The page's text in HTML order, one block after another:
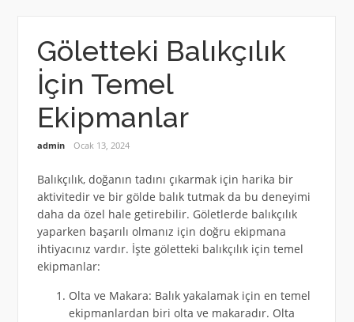
Göletteki Balıkçılık
İçin Temel
Ekipmanlar
admin Ocak 13, 2024
Balıkçılık, doğanın tadını çıkarmak için harika bir
aktivitedir ve bir gölde balık tutmak da bu deneyimi
daha da özel hale getirebilir. Göletlerde balıkçılık
yaparken başarılı olmanız için doğru ekipmana
ihtiyacınız vardır. İşte göletteki balıkçılık için temel
ekipmanlar:
Olta ve Makara: Balık yakalamak için en temel
ekipmanlardan biri olta ve makaradır. Olta